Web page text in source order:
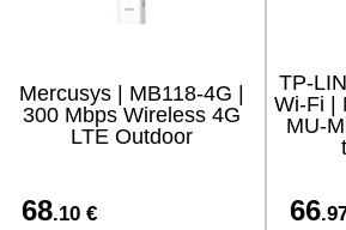
Mercusys | MB118-4G |
300 Mbps Wireless 4G
LTE Outdoor
68.10 €
TP-
Wi-Fi |
MU-
66